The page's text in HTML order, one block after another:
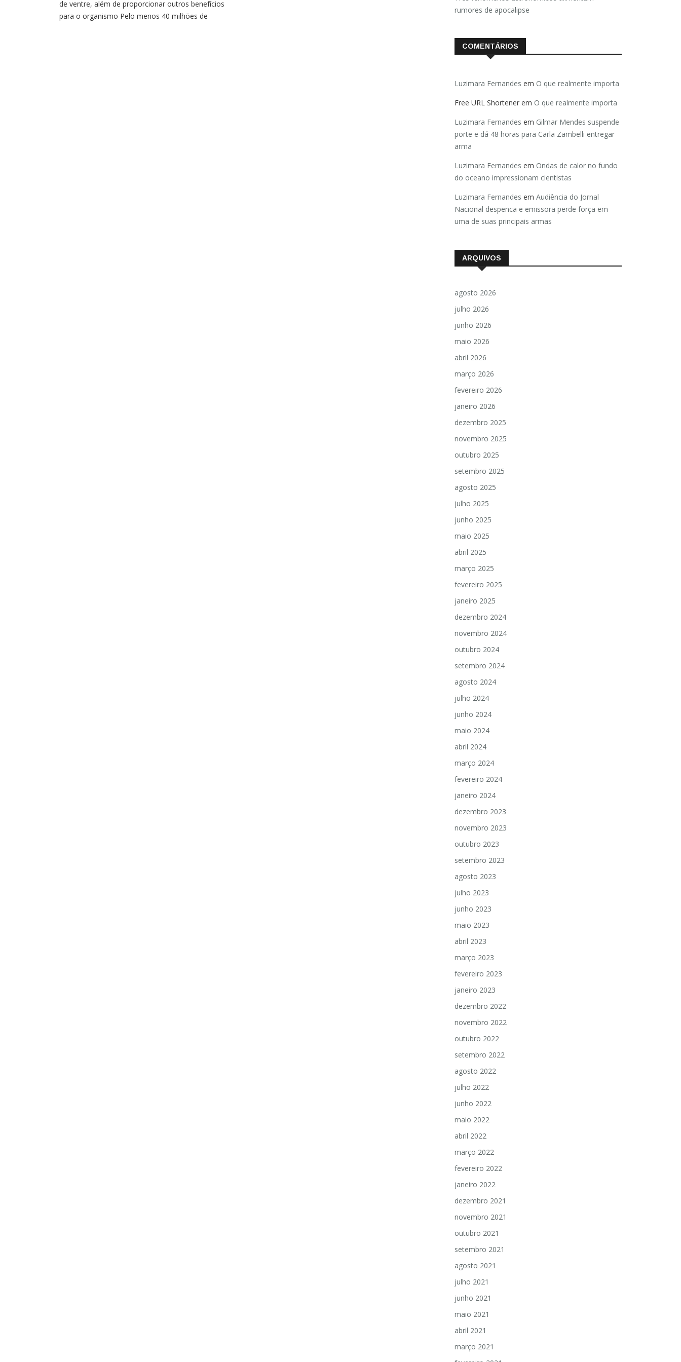
de ventre, além de proporcionar outros benefícios
para o organismo Pelo menos 40 milhões de
rumores de apocalipse
COMENTÁRIOS
Luzimara Fernandes em O que realmente importa
Free URL Shortener em O que realmente importa
Luzimara Fernandes em Gilmar Mendes suspende
porte e dá 48 horas para Carla Zambelli entregar
arma
Luzimara Fernandes em Ondas de calor no fundo
do oceano impressionam cientistas
Luzimara Fernandes em Audiência do Jornal
Nacional despenca e emissora perde força em
uma de suas principais armas
ARQUIVOS
agosto 2026
julho 2026
junho 2026
maio 2026
abril 2026
março 2026
fevereiro 2026
janeiro 2026
dezembro 2025
novembro 2025
outubro 2025
setembro 2025
agosto 2025
julho 2025
junho 2025
maio 2025
abril 2025
março 2025
fevereiro 2025
janeiro 2025
dezembro 2024
novembro 2024
outubro 2024
setembro 2024
agosto 2024
julho 2024
junho 2024
maio 2024
abril 2024
março 2024
fevereiro 2024
janeiro 2024
dezembro 2023
novembro 2023
outubro 2023
setembro 2023
agosto 2023
julho 2023
junho 2023
maio 2023
abril 2023
março 2023
fevereiro 2023
janeiro 2023
dezembro 2022
novembro 2022
outubro 2022
setembro 2022
agosto 2022
julho 2022
junho 2022
maio 2022
abril 2022
março 2022
fevereiro 2022
janeiro 2022
dezembro 2021
novembro 2021
outubro 2021
setembro 2021
agosto 2021
julho 2021
junho 2021
maio 2021
abril 2021
março 2021